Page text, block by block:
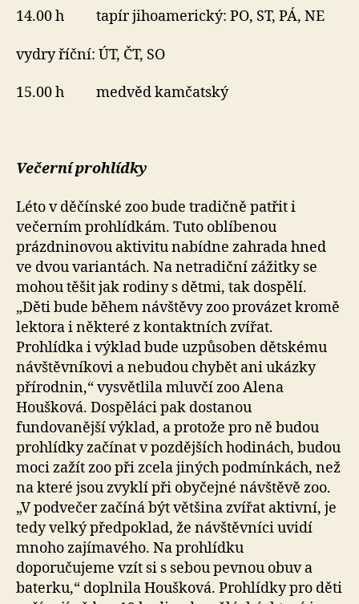
14.00 h tapír jihoamerický: PO, ST, PÁ, NE
vydry říční: ÚT, ČT, SO
15.00 h medvěd kamčatský
Večerní prohlídky
Léto v děčínské zoo bude tradičně patřit i
večerním prohlídkám. Tuto oblíbenou
prázdninovou aktivitu nabídne zahrada hned
ve dvou variantách. Na netradiční zážitky se
mohou těšit jak rodiny s dětmi, tak dospělí.
„Děti bude během návštěvy zoo provázet kromě
lektora i některé z kontaktních zvířat.
Prohlídka i výklad bude uzpůsoben dětskému
návštěvníkovi a nebudou chybět ani ukázky
přírodnin,“ vysvětlila mluvčí zoo Alena
Houšková. Dospěláci pak dostanou
fundovanější výklad, a protože pro ně budou
prohlídky začínat v pozdějších hodinách, budou
moci zažít zoo při zcela jiných podmínkách, než
na které jsou zvyklí při obyčejné návštěvě zoo.
„V podvečer začíná být většina zvířat aktivní, je
tedy velký předpoklad, že návštěvníci uvidí
mnoho zajímavého. Na prohlídku
doporučujeme vzít si s sebou pevnou obuv a
baterku,“ doplnila Houšková. Prohlídky pro děti